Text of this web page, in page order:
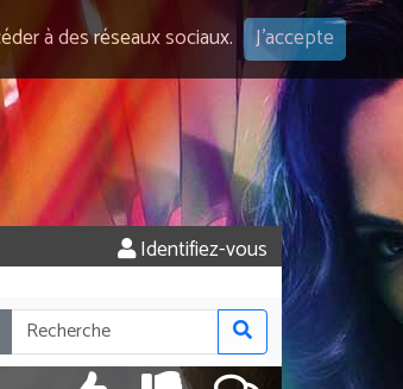
à des réseaux sociaux. J'accepte
Identifiez-vous